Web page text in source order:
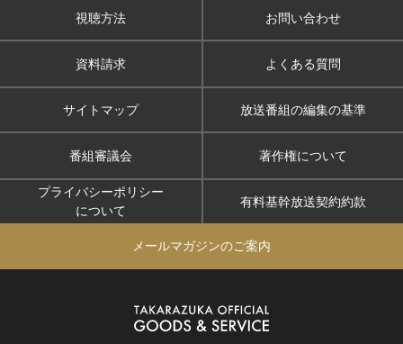
視聴方法 お問い合わせ
資料請求 よくある質問
サイトマップ 放送番組の編集の基準
番組審議会 著作権について
プライバシーポリシー
について
有料基幹放送契約約款
メールマガジンのご案内